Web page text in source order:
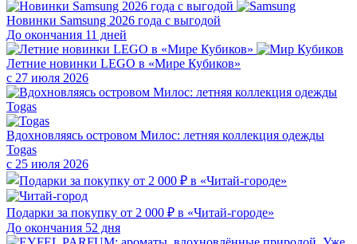
Новинки Samsung 2026 года с выгодой
До окончания 11 дней
Летние новинки LEGO в «Мире Кубиков»
с 27 июля 2026
Вдохновляясь островом Милос: летняя коллекция одежды
Togas
с 25 июля 2026
Подарки за покупку от 2 000 ₽ в «Читай-городе»
До окончания 52 дня